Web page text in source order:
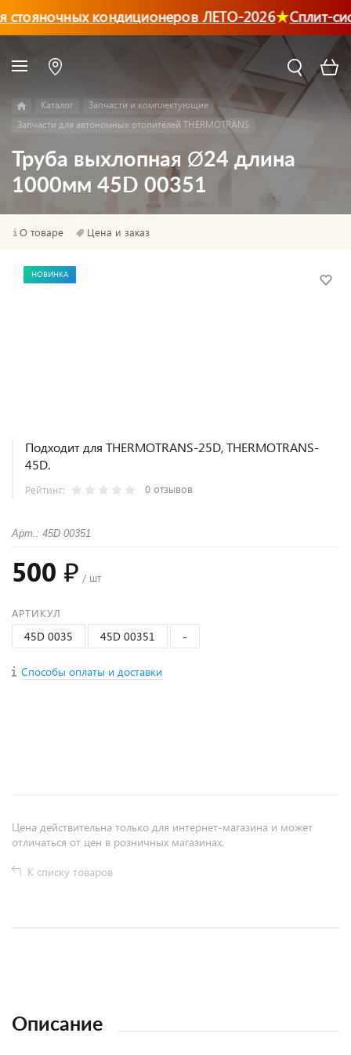
стояночных кондиционеров ЛЕТО-2026 Сплит-
Каталог
Запчасти и комплектующие
Запчасти для автономных отопителей THERMOTRANS
Труба выхлопная Ø24 длина
1000мм 45D 00351
О товаре Цена и заказ
НОВИНКА
Подходит для THERMOTRANS-25D, THERMOTRANS-
45D.
Рейтинг: 0 отзывов
Арт.: 45D 00351
500 ₽ / шт
АРТИКУЛ
45D 0035 45D 00351 -
Способы оплаты и доставки
Цена действительна только для интернет-магазина и может
отличаться от цен в розничных магазинах.
К списку товаров
Описание